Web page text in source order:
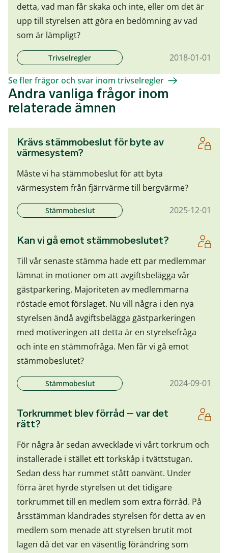
detta, vad man får skaka och inte, eller om det är
upp till styrelsen att göra en bedömning av vad
som är lämpligt?
Trivselregler 2018-01-01
Se fler frågor och svar inom trivselregler
Andra vanliga frågor inom
relaterade ämnen
Krävs stämmobeslut för byte av
värmesystem?
Måste vi ha stämmobeslut för att byta
värmesystem från fjärrvärme till bergvärme?
Stämmobeslut 2025-12-01
Kan vi gå emot stämmobeslutet?
Till vår senaste stämma hade ett par medlemmar
lämnat in motioner om att avgiftsbelägga vår
gästparkering. Majoriteten av medlemmarna
röstade emot förslaget. Nu vill några i den nya
styrelsen ändå avgiftsbelägga gästparkeringen
med motiveringen att detta är en styrelsefråga
och inte en stämmofråga. Men får vi gå emot
stämmobeslutet?
Stämmobeslut 2024-09-01
Torkrummet blev förråd – var det
rätt?
För några år sedan avvecklade vi vårt torkrum och
installerade i stället ett torkskåp i tvättstugan.
Sedan dess har rummet stått oanvänt. Under
förra året hyrde styrelsen ut det tidigare
torkrummet till en medlem som extra förråd. På
årsstämman klandrades styrelsen för detta av en
medlem som menade att styrelsen brutit mot
lagen då det var en väsentlig förändring som